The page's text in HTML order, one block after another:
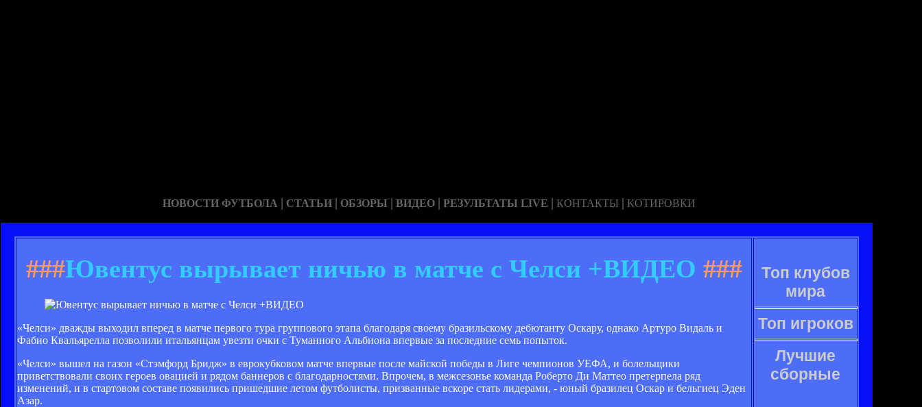
НОВОСТИ ФУТБОЛА | СТАТЬИ | ОБЗОРЫ | ВИДЕО | РЕЗУЛЬТАТЫ LIVE | КОНТАКТЫ | КОТИРОВКИ
###Ювентус вырывает ничью в матче с Челси +ВИДЕО ###
«Челси» дважды выходил вперед в матче первого тура группового этапа благодаря своему бразильскому дебютанту Оскару, однако Артуро Видаль и
Фабио Квальярелла позволили итальянцам увезти очки с Туманного Альбиона впервые за последние семь попыток.
«Челси» вышел на газон «Стэмфорд Бридж» в еврокубковом матче впервые после майской победы в Лиге чемпионов УЕФА, и болельщики
приветствовали своих героев овацией и рядом баннеров с благодарностями. Впрочем, в межсезонье команда Роберто Ди Маттео претерпела ряд
изменений, и в стартовом составе появились пришедшие летом футболисты, призванные вскоре стать лидерами, - юный бразилец Оскар и бельгиец Эден
Азар.
Топ клубов
мира
Топ игроков
Лучшие
сборные